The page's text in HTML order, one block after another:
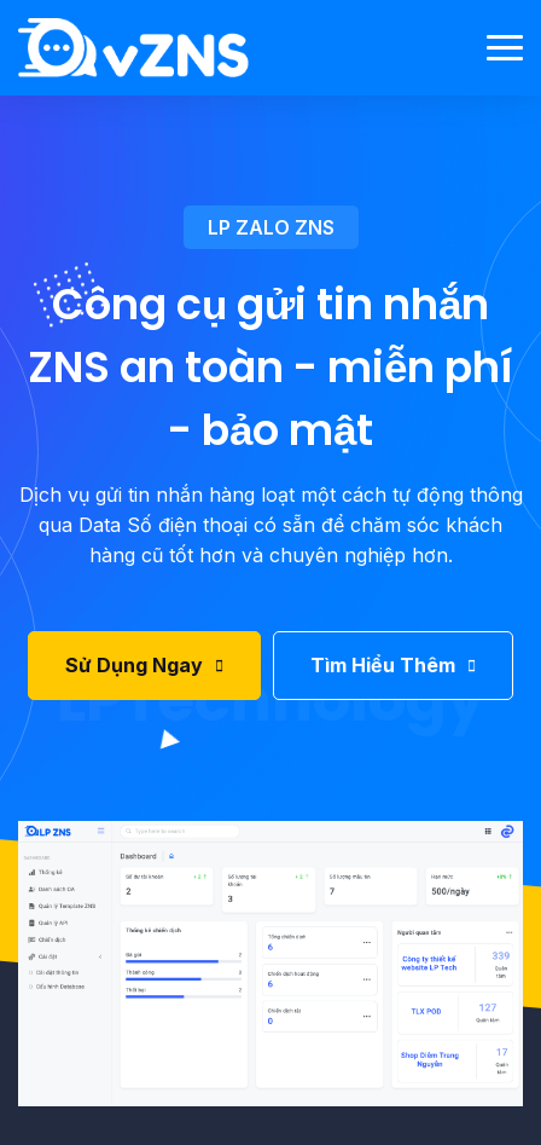
LP ZALO ZNS
Công cụ gửi tin nhắn
ZNS an toàn - miễn phí
- bảo mật
Dịch vụ gửi tin nhắn hàng loạt một cách tự động thông
qua Data Số điện thoại có sẵn để chăm sóc khách
hàng cũ tốt hơn và chuyên nghiệp hơn.
Sử Dụng Ngay Tìm Hiểu Thêm
LPTechnology